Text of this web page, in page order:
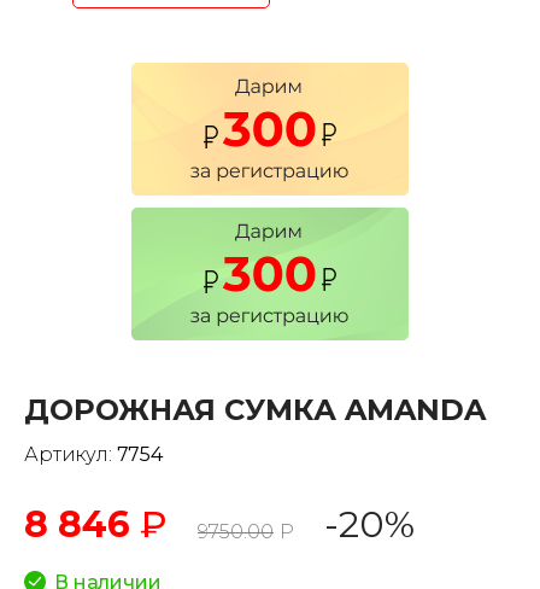
ДОРОЖНАЯ СУМКА AMANDA
Артикул: 7754
8 846 ₽ 9750.00 Р -20%
В наличии